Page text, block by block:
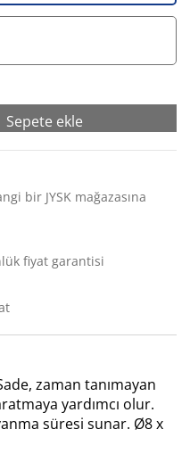
Sepete ekle
bir JYSK mağazasına
fiyat garantisi
zaman tanımayan
yardımcı olur.
süresi sunar. Ø8 x